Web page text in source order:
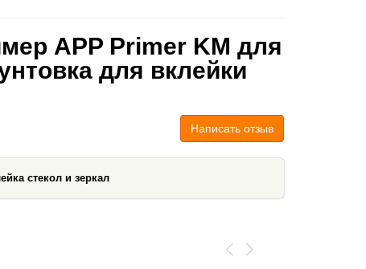
APP Primer KM для
для вклейки
Написать отзыв
стекол и зеркал